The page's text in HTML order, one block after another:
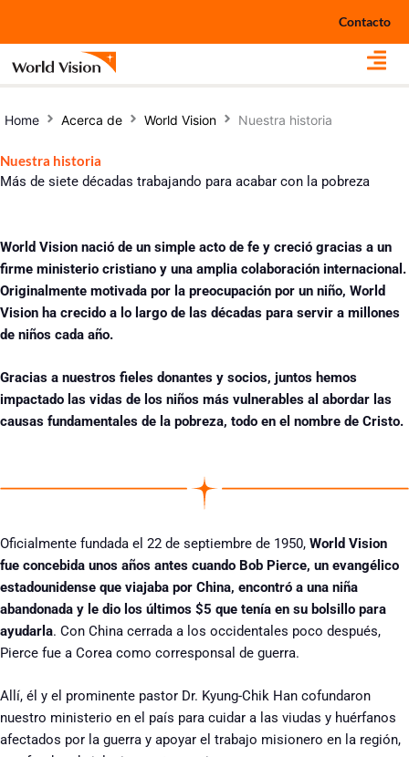
Contacto
Home Acerca de World Vision Nuestra historia
Nuestra historia
Más de siete décadas trabajando para acabar con la pobreza
World Vision nació de un simple acto de fe y creció gracias a un
firme ministerio cristiano y una amplia colaboración internacional.
Originalmente motivada por la preocupación por un niño, World
Vision ha crecido a lo largo de las décadas para servir a millones
de niños cada año.
Gracias a nuestros fieles donantes y socios, juntos hemos
impactado las vidas de los niños más vulnerables al abordar las
causas fundamentales de la pobreza, todo en el nombre de Cristo.
Oficialmente fundada el 22 de septiembre de 1950, World Vision
fue concebida unos años antes cuando Bob Pierce, un evangélico
estadounidense que viajaba por China, encontró a una niña
abandonada y le dio los últimos $5 que tenía en su bolsillo para
ayudarla. Con China cerrada a los occidentales poco después,
Pierce fue a Corea como corresponsal de guerra.
Allí, él y el prominente pastor Dr. Kyung-Chik Han cofundaron
nuestro ministerio en el país para cuidar a las viudas y huérfanos
afectados por la guerra y apoyar el trabajo misionero en la región,